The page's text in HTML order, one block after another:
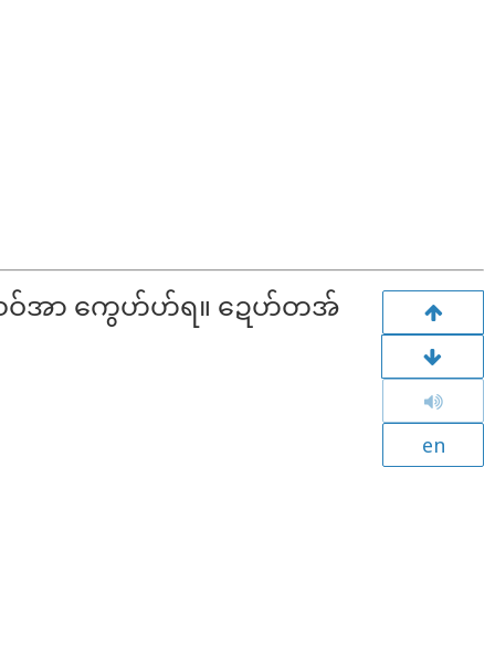
အာ ကွေဟ်ဟ်ရ။ ဍေဟ်တအ်
en